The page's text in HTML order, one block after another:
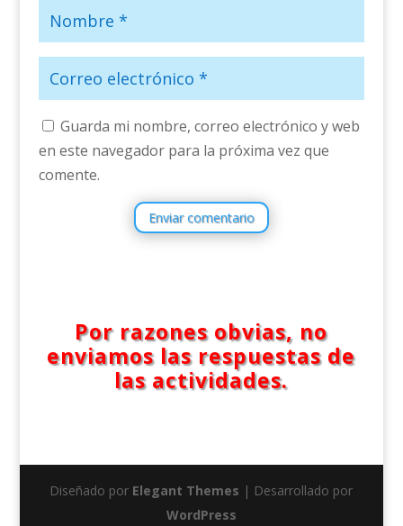
Guarda mi nombre, correo electrónico y web
en este navegador para la próxima vez que
comente.
Enviar comentario
Por razones obvias, no
enviamos las respuestas de
las actividades.
Diseñado por Elegant Themes | Desarrollado por
WordPress